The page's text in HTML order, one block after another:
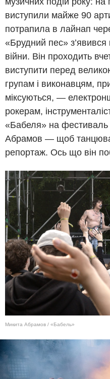
виступили майже 90
потрапила в лайнап
«Брудний пес» з’явився
війни. Він проходить
виступити перед
групам і виконавцям,
міксуються, —
рокерам,
«Бабеля» на
Абрамов — щоб
репортаж. Ось що він
Микита Абрамов / «Бабель»